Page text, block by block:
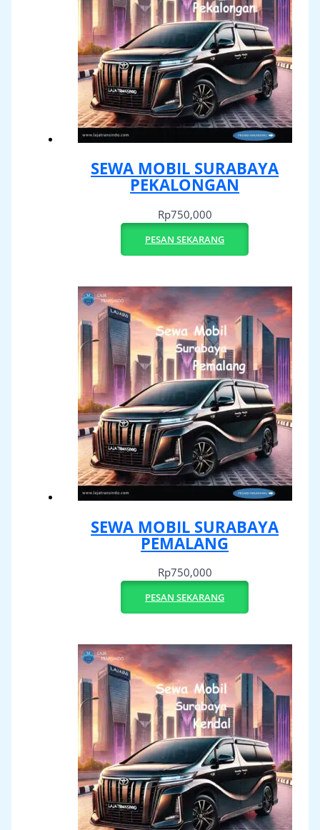
SEWA MOBIL SURABAYA
PEKALONGAN
Rp750,000
PESAN SEKARANG
SEWA MOBIL SURABAYA
PEMALANG
Rp750,000
PESAN SEKARANG